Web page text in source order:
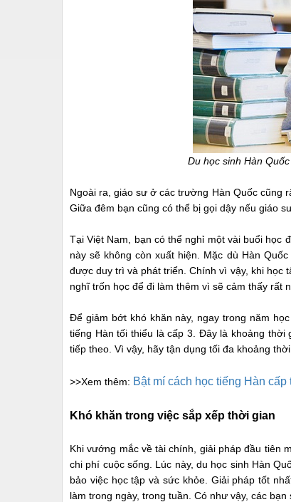
Du học sinh Hàn
Ngoài ra, giáo sư ở các trường Hàn Quốc cũng
Giữa đêm bạn cũng có thể bị gọi dậy nếu giáo
Tại Việt Nam, bạn có thể nghỉ một vài buổi học
này sẽ không còn xuất hiện. Mặc dù Hàn
được duy trì và phát triển. Chính vì vậy, khi học
nghĩ trốn học để đi làm thêm vì sẽ cảm thấy rất
Để giảm bớt khó khăn này, ngay trong năm
tiếng Hàn tối thiểu là cấp 3. Đây là khoảng
tiếp theo. Vì vậy, hãy tận dụng tối đa khoảng
>>Xem thêm: Bật mí cách học tiếng Hàn cấp
Khó khăn trong việc sắp xếp thời gian
Khi vướng mắc về tài chính, giải pháp đầu tiên
chi phí cuộc sống. Lúc này, du học sinh Hàn
bảo việc học tập và sức khỏe. Giải pháp tốt
làm trong ngày, trong tuần. Có như vậy, các